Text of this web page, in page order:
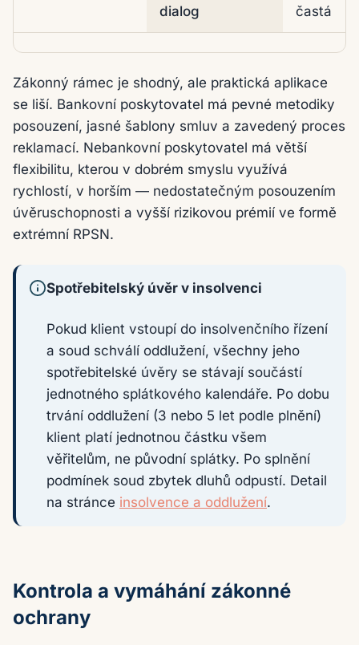
dialog
častá
Zákonný rámec je shodný, ale praktická aplikace
se liší. Bankovní poskytovatel má pevné metodiky
posouzení, jasné šablony smluv a zavedený proces
reklamací. Nebankovní poskytovatel má větší
flexibilitu, kterou v dobrém smyslu využívá
rychlostí, v horším — nedostatečným posouzením
úvěruschopnosti a vyšší rizikovou prémií ve formě
extrémní RPSN.
Spotřebitelský úvěr v insolvenci
Pokud klient vstoupí do insolvenčního řízení
a soud schválí oddlužení, všechny jeho
spotřebitelské úvěry se stávají součástí
jednotného splátkového kalendáře. Po dobu
trvání oddlužení (3 nebo 5 let podle plnění)
klient platí jednotnou částku všem
věřitelům, ne původní splátky. Po splnění
podmínek soud zbytek dluhů odpustí. Detail
na stránce insolvence a oddlužení.
Kontrola a vymáhání zákonné
ochrany